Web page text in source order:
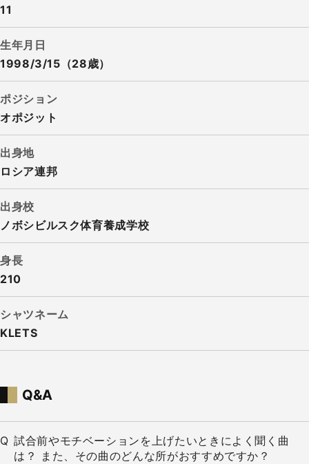
11
生年月日
1998/3/15（28歳）
ポジション
オポジット
出身地
ロシア連邦
出身校
ノボシビルスク体育養成学校
身長
210
シャツネーム
KLETS
Q&A
試合前やモチベーションを上げたいときによく聞く曲
は？ また、その曲のどんな所がおすすめですか？